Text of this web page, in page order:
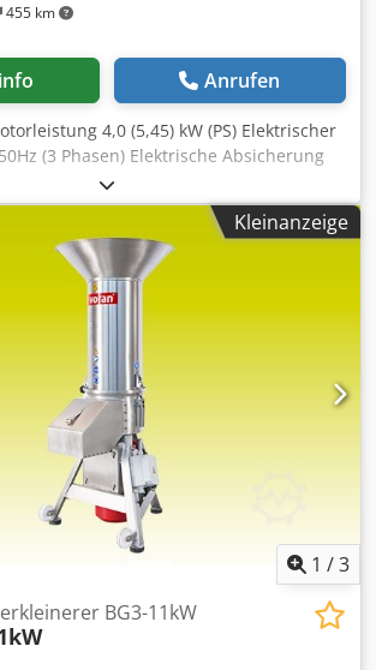
455 km
Anrufen
4,0 (5,45) kW (PS) Elektrischer
(3 Phasen) Elektrische Absicherung
Tefx Ag Ijha Laenge 880 mm Breite 735
Gewicht 70 kg Material Stahl lackiert
Kleinanzeige
1 /3
BG3-11kW